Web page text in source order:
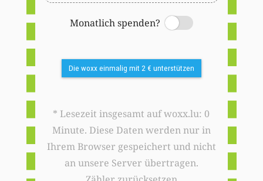
Monatlich spenden?
Switch
Die woxx einmalig mit 2 € unterstützen
* Lesezeit insgesamt auf woxx.lu: 0
Minute. Diese Daten werden nur in
Ihrem Browser gespeichert und nicht
an unsere Server übertragen.